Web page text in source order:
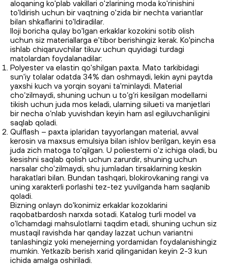
aloqaning ko'plab vakillari o'zlarining moda ko'rinishini
to'ldirish uchun bir vaqtning o'zida bir nechta variantlar
bilan shkaflarini to'ldiradilar.
Iloji boricha qulay bo'lgan erkaklar kozokini sotib olish
uchun siz materiallarga e'tibor berishingiz kerak. Ko'pincha
ishlab chiqaruvchilar tikuv uchun quyidagi turdagi
matolardan foydalanadilar:
Polyester va elastin qo'shilgan paxta. Mato tarkibidagi
sun'iy tolalar odatda 34% dan oshmaydi, lekin ayni paytda
yaxshi kuch va yorqin soyani ta'minlaydi. Material
cho‘zilmaydi, shuning uchun u to‘g‘ri kesilgan modellarni
tikish uchun juda mos keladi, ularning silueti va manjetlari
bir necha o‘nlab yuvishdan keyin ham asl egiluvchanligini
saqlab qoladi.
Qulflash – paxta iplaridan tayyorlangan material, avval
kerosin va maxsus emulsiya bilan ishlov berilgan, keyin esa
juda zich matoga to'qilgan. U poliesterni o'z ichiga oladi, bu
kesishni saqlab qolish uchun zarurdir, shuning uchun
narsalar cho'zilmaydi, shu jumladan tirsaklarning keskin
harakatlari bilan. Bundan tashqari, blokirovkaning rangi va
uning xarakterli porlashi tez-tez yuvilganda ham saqlanib
qoladi.
Bizning onlayn do'konimiz erkaklar kozoklarini
raqobatbardosh narxda sotadi. Katalog turli model va
o'lchamdagi mahsulotlarni taqdim etadi, shuning uchun siz
mustaqil ravishda har qanday lazzat uchun variantni
tanlashingiz yoki menejerning yordamidan foydalanishingiz
mumkin. Yetkazib berish xarid qilinganidan keyin 2-3 kun
ichida amalga oshiriladi.